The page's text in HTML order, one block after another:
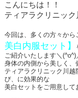
こんにちは！！
ティアラクリニッ
今回は、多くの方々から
美白内服セット】
ご紹介いたします＼ (^o^)
身体の内側から美しく、
ティアラクリニック川
び、に効果的な
美白セットをご用意して